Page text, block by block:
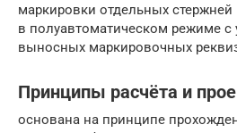
маркировки отдельных
в полуавтоматическом режиме
выносных маркировочных
Принципы расчёта и
основана на принципе